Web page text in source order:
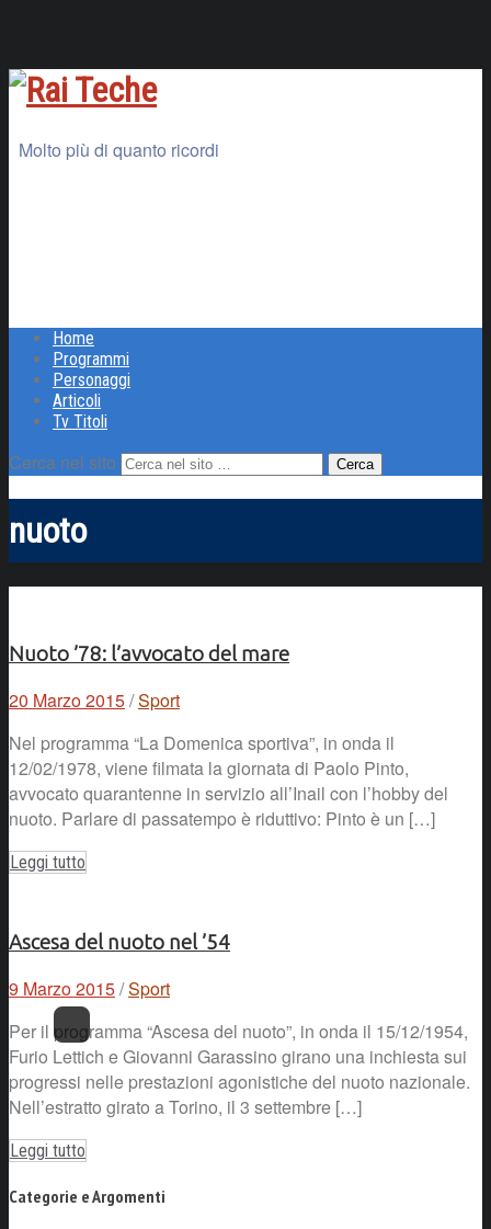
Molto più di quanto ricordi
Home
Programmi
Personaggi
Articoli
Tv Titoli
Cerca nel sito
nuoto
Nuoto ’78: l’avvocato del mare
20 Marzo 2015/Sport
Nel programma “La Domenica sportiva”, in onda il
12/02/1978, viene filmata la giornata di Paolo Pinto,
avvocato quarantenne in servizio all’Inail con l’hobby del
nuoto. Parlare di passatempo è riduttivo: Pinto è un […]
Leggi tutto
Ascesa del nuoto nel ’54
9 Marzo 2015/Sport
Per il programma “Ascesa del nuoto”, in onda il 15/12/1954,
Furio Lettich e Giovanni Garassino girano una inchiesta sui
progressi nelle prestazioni agonistiche del nuoto nazionale.
Nell’estratto girato a Torino, il 3 settembre […]
Leggi tutto
Categorie e Argomenti